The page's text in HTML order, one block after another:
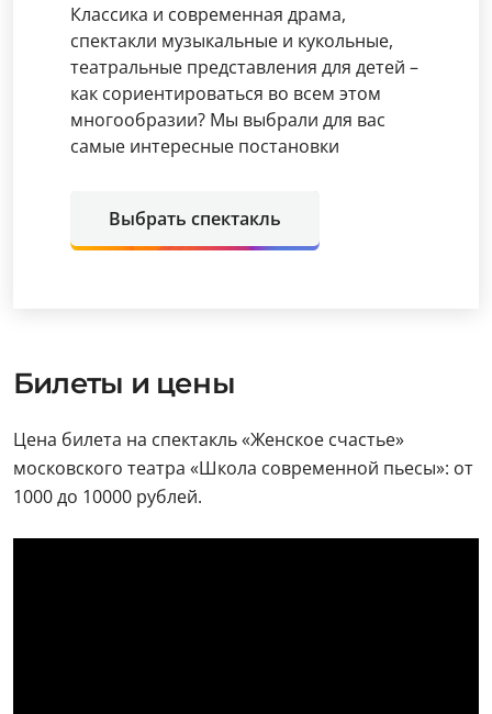
Классика и современная драма,
спектакли музыкальные и кукольные,
театральные представления для детей –
как сориентироваться во всем этом
многообразии? Мы выбрали для вас
самые интересные постановки
Выбрать спектакль
Билеты и цены
Цена билета на спектакль «Женское счастье»
московского театра «Школа современной пьесы»: от
1000 до 10000 рублей.